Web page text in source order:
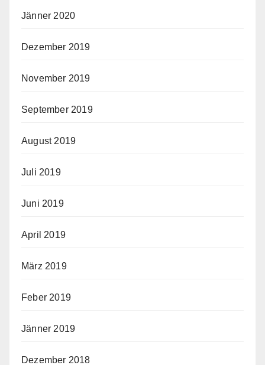
Jänner 2020
Dezember 2019
November 2019
September 2019
August 2019
Juli 2019
Juni 2019
April 2019
März 2019
Feber 2019
Jänner 2019
Dezember 2018